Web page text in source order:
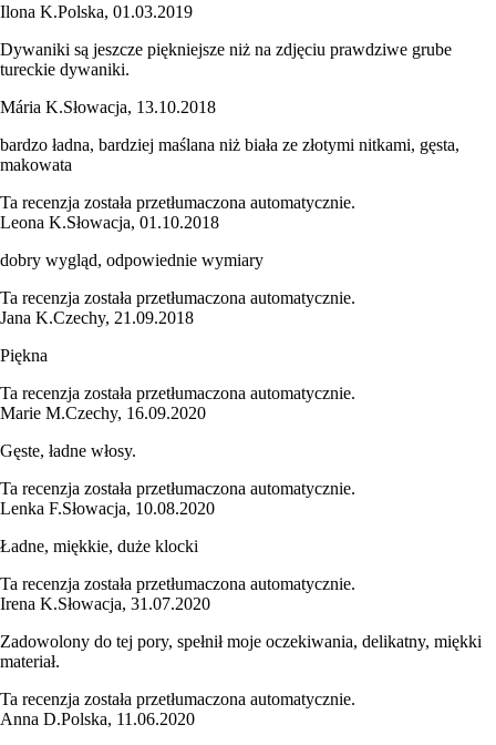
Ilona K.Polska, 01.03.2019
Dywaniki są jeszcze piękniejsze niż na zdjęciu prawdziwe grube
tureckie dywaniki.
Mária K.Słowacja, 13.10.2018
bardzo ładna, bardziej maślana niż biała ze złotymi nitkami, gęsta,
makowata
Ta recenzja została przetłumaczona automatycznie.
Leona K.Słowacja, 01.10.2018
dobry wygląd, odpowiednie wymiary
Ta recenzja została przetłumaczona automatycznie.
Jana K.Czechy, 21.09.2018
Piękna
Ta recenzja została przetłumaczona automatycznie.
Marie M.Czechy, 16.09.2020
Gęste, ładne włosy.
Ta recenzja została przetłumaczona automatycznie.
Lenka F.Słowacja, 10.08.2020
Ładne, miękkie, duże klocki
Ta recenzja została przetłumaczona automatycznie.
Irena K.Słowacja, 31.07.2020
Zadowolony do tej pory, spełnił moje oczekiwania, delikatny, miękki
materiał.
Ta recenzja została przetłumaczona automatycznie.
Anna D.Polska, 11.06.2020